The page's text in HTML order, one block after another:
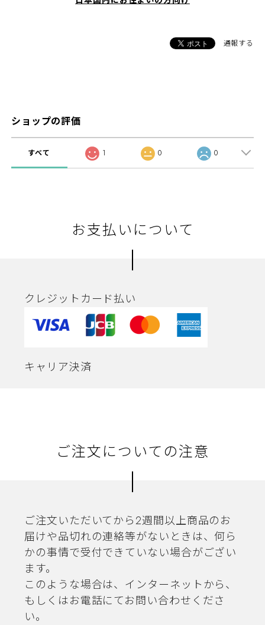
通報する
ショップの評価
すべて 1 0 0
お支払いについて
クレジットカード払い
キャリア決済
ご注文についての注意
ご注文いただいてから2週間以上商品のお
届けや品切れの連絡等がないときは、何ら
かの事情で受付できていない場合がござい
ます。
このような場合は、インターネットから、
もしくはお電話にてお問い合わせくださ
い。